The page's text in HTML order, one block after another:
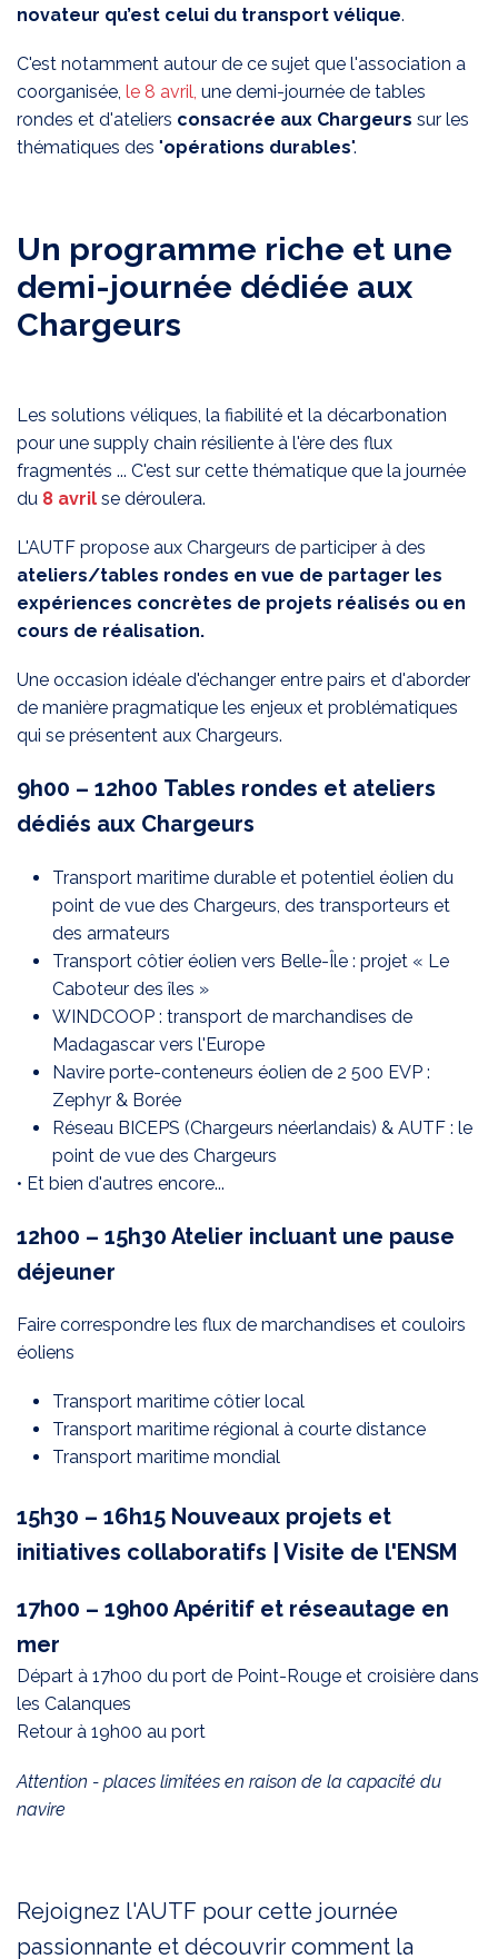
novateur qu’est celui du transport vélique.
C'est notamment autour de ce sujet que l'association a
coorganisée, le 8 avril, une demi-journée de tables
rondes et d'ateliers consacrée aux Chargeurs sur les
thématiques des "opérations durables".
Un programme riche et une
demi-journée dédiée aux
Chargeurs
Les solutions véliques, la fiabilité et la décarbonation
pour une supply chain résiliente à l'ère des flux
fragmentés ... C'est sur cette thématique que la journée
du 8 avril se déroulera.
L'AUTF propose aux Chargeurs de participer à des
ateliers/tables rondes en vue de partager les
expériences concrètes de projets réalisés ou en
cours de réalisation.
Une occasion idéale d'échanger entre pairs et d'aborder
de manière pragmatique les enjeux et problématiques
qui se présentent aux Chargeurs.
9h00 – 12h00 Tables rondes et ateliers
dédiés aux Chargeurs
Transport maritime durable et potentiel éolien du
point de vue des Chargeurs, des transporteurs et
des armateurs
Transport côtier éolien vers Belle-Île : projet « Le
Caboteur des îles »
WINDCOOP : transport de marchandises de
Madagascar vers l'Europe
Navire porte-conteneurs éolien de 2 500 EVP :
Zephyr & Borée
Réseau BICEPS (Chargeurs néerlandais) & AUTF : le
point de vue des Chargeurs
• Et bien d'autres encore...
12h00 – 15h30 Atelier incluant une pause
déjeuner
Faire correspondre les flux de marchandises et couloirs
éoliens
Transport maritime côtier local
Transport maritime régional à courte distance
Transport maritime mondial
15h30 – 16h15 Nouveaux projets et
initiatives collaboratifs | Visite de l'ENSM
17h00 – 19h00 Apéritif et réseautage en
mer
Départ à 17h00 du port de Point-Rouge et croisière dans
les Calanques
Retour à 19h00 au port
Attention - places limitées en raison de la capacité du
navire
Rejoignez l'AUTF pour cette journée
passionnante et découvrir comment la